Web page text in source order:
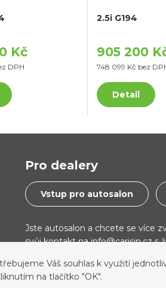
Kč
DPH
2.5i G194
905 200
748 099 Kč bez
Detail
Pro dealery
Vstup pro autosalon
Jste autosalon a chcete se více
svůj kontakt na info@carisin.cz s
Váš souhlas k využití
na tlačítko "OK".